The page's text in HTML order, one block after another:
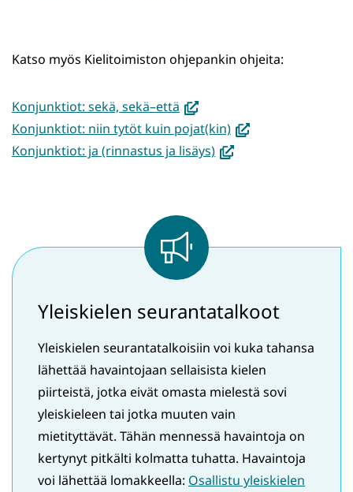
siirryt
palveluun)
​​​​​​​Katso myös Kielitoimiston ohjepankin ohjeita:
Konjunktiot: sekä, sekä–että (avautuu
uuteen
ikkunaan,
palveluun)
Konjunktiot: niin tytöt kuin pojat(kin)(avautuu
uuteen
Konjunktiot: ja (rinnastus ja lisäys)(avautuu
Yleiskielen seurantatalkoot
Yleiskielen seurantatalkoisiin voi kuka tahansa
lähettää havaintojaan sellaisista kielen
piirteistä, jotka eivät omasta mielestä sovi
yleiskieleen tai jotka muuten vain
mietityttävät. Tähän mennessä havaintoja on
kertynyt pitkälti kolmatta tuhatta. Havaintoja
voi lähettää lomakkeella: Osallistu yleiskielen